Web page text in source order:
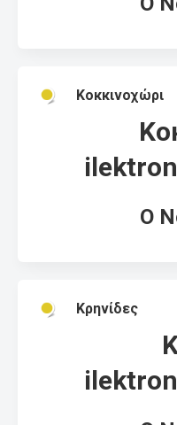
Κοκκινοχώρι
Ο
Κρηνίδες